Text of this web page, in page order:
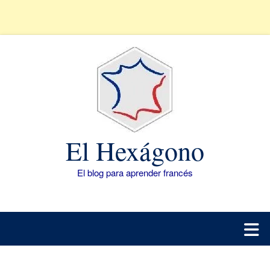
El Hexágono
El blog para aprender francés